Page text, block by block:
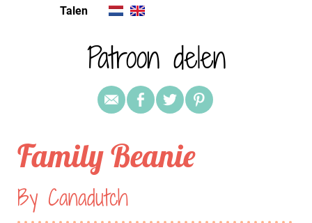
Talen
Patroon delen
Family Beanie
By Canadutch